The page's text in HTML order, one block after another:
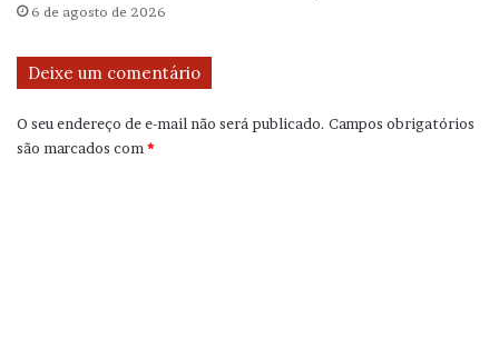
6 de agosto de 2026
Deixe um comentário
O seu endereço de e-mail não será publicado. Campos obrigatórios
são marcados com *